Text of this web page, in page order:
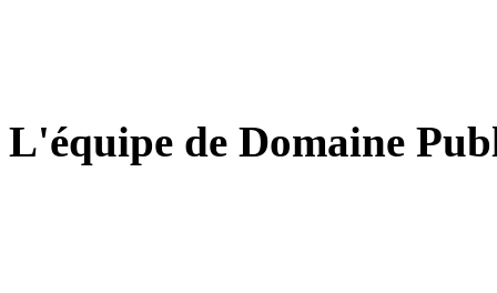
L'équipe de Domaine